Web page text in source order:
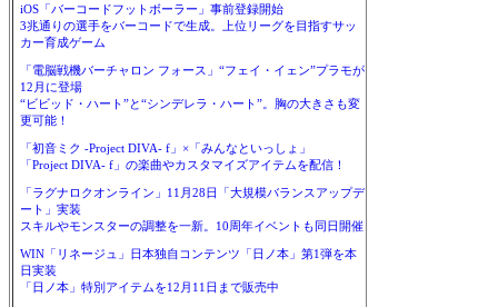
iOS「バーコードフットボーラー」事前登録開始
3兆通りの選手をバーコードで生成。上位リーグを目指すサッ
カー育成ゲーム
「電脳戦機バーチャロン フォース」“フェイ・イェン”プラモが
12月に登場
“ビビッド・ハート”と“シンデレラ・ハート”。胸の大きさも変
更可能！
「初音ミク -Project DIVA- f」×「みんなといっしょ」
「Project DIVA- f」の楽曲やカスタマイズアイテムを配信！
「ラグナロクオンライン」11月28日「大規模バランスアップデ
ート」実装
スキルやモンスターの調整を一新。10周年イベントも同日開催
WIN「リネージュ」日本独自コンテンツ「日ノ本」第1弾を本
日実装
「日ノ本」特別アイテムを12月11日まで販売中